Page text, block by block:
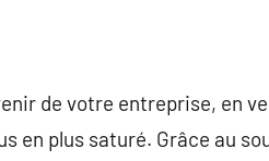
de votre entreprise, en
en plus saturé. Grâce au